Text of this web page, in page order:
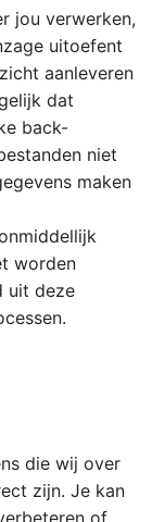
jou verwerken,
uitoefent
aanleveren
dat
back-
niet
maken
worden
uit deze
die wij over
zijn. Je kan
of